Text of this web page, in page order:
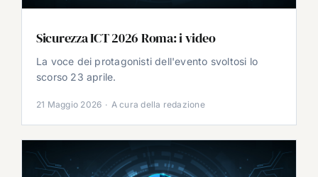
Sicurezza ICT 2026 Roma: i video
La voce dei protagonisti dell'evento svoltosi lo
scorso 23 aprile.
21 Maggio 2026 · A cura della redazione